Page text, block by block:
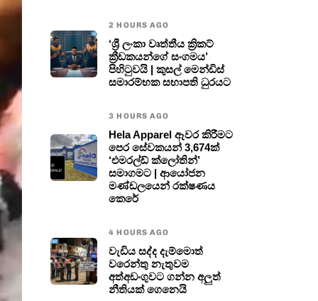
2 HOURS AGO
‘ශ්‍රී ලංකා වෘත්තීය ක්‍රිකට්
ක්‍රීඩකයන්ගේ සංගමය’
පිහිටුවයි | කුසල් මෙන්ඩිස්
සමාරම්භක සභාපති ධුරයට
3 HOURS AGO
Hela Apparel ඈවර කිරීමට
පෙර සේවකයන් 3,674ක්
‘එමරල්ඩ් ක්ලෝතින්’
සමාගමට | ආයෝජන
මණ්ඩලයෙන් රක්ෂණය
කෙරේ
4 HOURS AGO
වැඩිය සද්ද දැම්මොත්
වරෙන්තු නැතුවම
අත්අඩංගුවට ගන්න අලුත්
නීතියක් ගෙනෙයි